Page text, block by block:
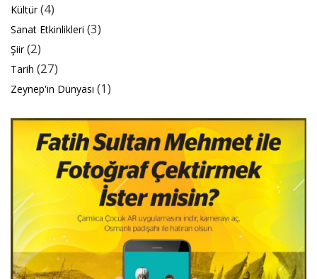
Kültür(4)
Sanat Etkinlikleri (3)
Şiir(2)
Tarih (27)
Zeynep'in Dünyası (1)